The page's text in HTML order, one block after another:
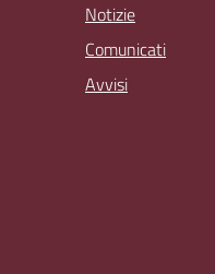
Notizie
Comunicati
Avvisi